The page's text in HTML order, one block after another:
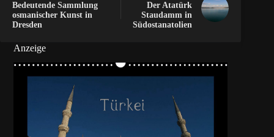
Bedeutende Sammlung
osmanischer Kunst in
Dresden
Der Atatürk
Staudamm in
Südostanatolien
Anzeige